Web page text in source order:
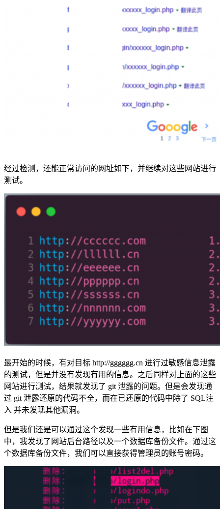
经过检测，还能正常访问的网址如下，并继续对这些网站进行
测试。
最开始的时候，有对目标 http://gggggg.cn 进行过敏感信息泄露
的测试，但是并没有发现有用的信息。之后同样对上面的这些
网站进行测试，结果就发现了 git 泄露的问题。但是会发现通
过 git 泄露还原的代码不全，而在已还原的代码中除了 SQL注
入 并未发现其他漏洞。
但是我们还是可以通过这个发现一些有用信息，比如在下图
中，我发现了网站后台路径以及一个数据库备份文件。通过这
个数据库备份文件，我们可以直接获得管理员的账号密码。